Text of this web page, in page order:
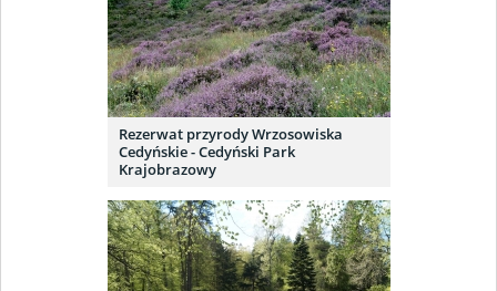
Rezerwat przyrody Wrzosowiska
Cedyńskie - Cedyński Park
Krajobrazowy